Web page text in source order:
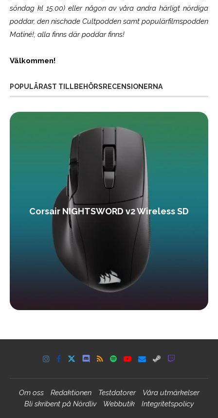
söndag kl 15.00) eller någon av våra andra härligt nördiga
poddar, den nischade Cultpodden samt populärfilmspodden
Matiné!; alla finns där poddar finns!
Välkommen!
POPULÄRAST TILLBEHÖRSRECENSIONERNA
Corsair NIGHTSWORD v2 Wireless SD
Om oss Redaktionen Testdatorer
Våra utmärkelser
Bli skribent på Nördliv
Webbutik Integritetspolicy